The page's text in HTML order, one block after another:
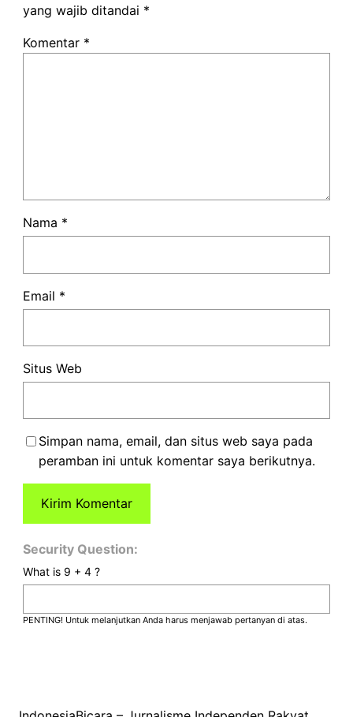
yang wajib ditandai *
Komentar *
Nama *
Email *
Situs Web
Simpan nama, email, dan situs web saya pada
peramban ini untuk komentar saya berikutnya.
Security Question:
What is 9 + 4 ?
PENTING! Untuk melanjutkan Anda harus menjawab pertanyan di atas.